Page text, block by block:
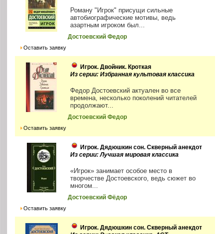
Роману "Игрок" присущи сильные
автобиографические мотивы, ведь
азартным игроком был...
Достоевский Федор
Оставить заявку
Игрок. Двойник. Кроткая
Из серии: Избранная культовая классика
Федор Достоевский актуален во все
времена, несколько поколений читателей
продолжают...
Достоевский Федор
Оставить заявку
Игрок. Дядюшкин сон. Скверный анекдот
Из серии: Лучшая мировая классика
«Игрок» занимает особое место в
творчестве Достоевского, ведь сюжет во
многом...
Достоевский Фёдор
Оставить заявку
Игрок. Дядюшкин сон. Скверный анекдот